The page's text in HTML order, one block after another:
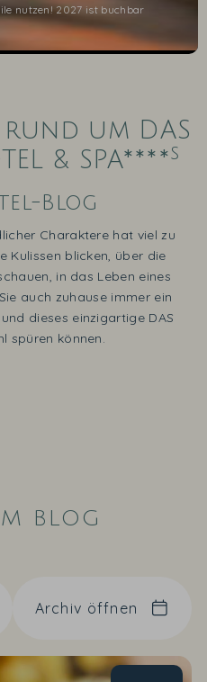
nutzen! 2027 ist buchbar
um DAS
& SPA****s
Blog
Charaktere hat viel zu
Kulissen blicken, über die
in das Leben eines
auch zuhause immer ein
dieses einzigartige DAS
spüren können.
BLOG
Archiv öffnen